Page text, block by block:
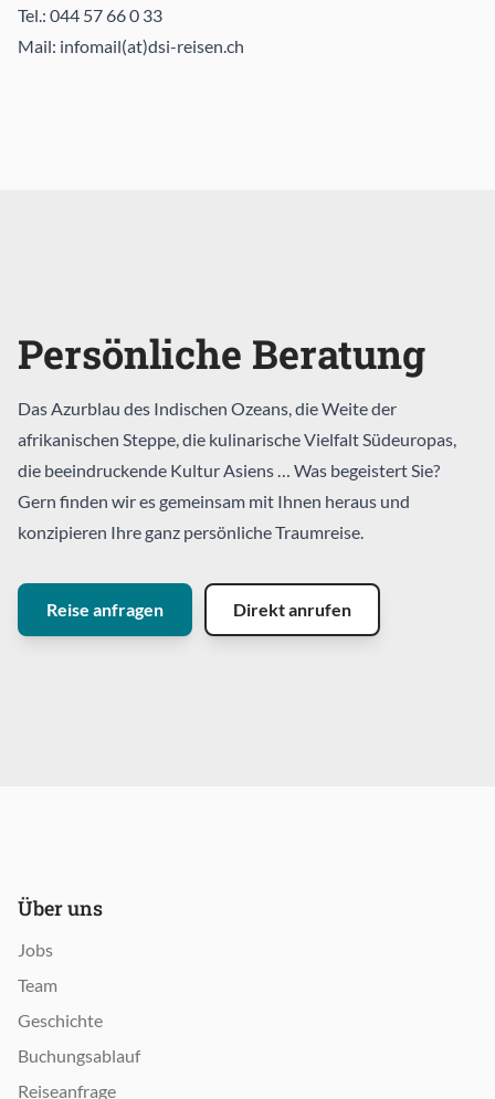
Tel.: 044 57 66 0 33
Mail: infomail(at)dsi-reisen.ch
Persönliche Beratung
Das Azurblau des Indischen Ozeans, die Weite der
afrikanischen Steppe, die kulinarische Vielfalt Südeuropas,
die beeindruckende Kultur Asiens … Was begeistert Sie?
Gern finden wir es gemeinsam mit Ihnen heraus und
konzipieren Ihre ganz persönliche Traumreise.
Reise anfragen Direkt anrufen
Über uns
Jobs
Team
Geschichte
Buchungsablauf
Reiseanfrage